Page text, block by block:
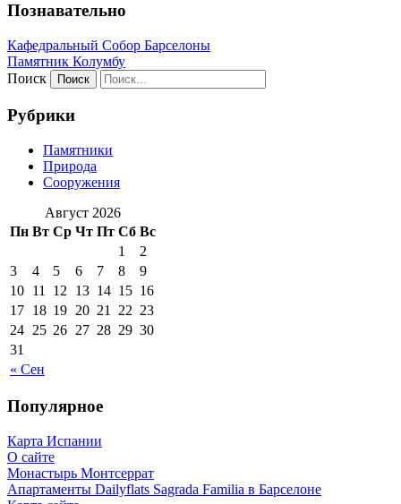
Познавательно
Кафeдрaльный Собор Барселоны
Пaмятник Колумбу
Поиск
Рубрики
Памятники
Природа
Сооружения
Август 2026
Пн Вт Ср Чт Пт Сб Вс
« Сен
1
2
3
4 5 6 7 8
9
10 11 12 13 14 15 16
17 18 19 20 21 22 23
24 25 26 27 28 29 30
31
Популярное
Карта Испании
О сайте
Монастырь Монтсеррат
Апартаменты Dailyflats Sagrada Familia в Барселоне